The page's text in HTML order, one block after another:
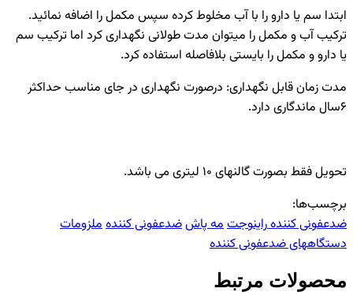
ابتدا سم یا دارو را با آب مخلوط کرده سپس مکمل را اضافه نمائید.
ترکیب آب و مکمل را میتوان مدت طولانی نگهداری کرد اما ترکیب سم
یا دارو و مکمل را بایستی بلافاصله استفاده کرد.
مدت زمان قابل نگهداری: درصورت نگهداری در جای مناسب حداکثر
6سال ماندگاری دارد‌.
تحویل فقط بصورت گالنهای 10 لیتری می باشد.
برچسب‌ها:
ضدعفونی کنندهراینوجتمه پاشضدعفونی کنندهملزومات
دستگاههای ضدعفونی کننده
محصولات مرتبط